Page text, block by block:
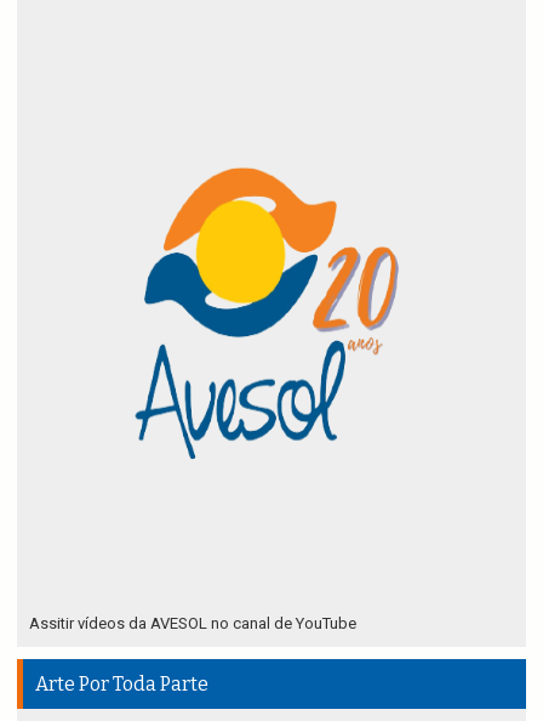
Assitir vídeos da AVESOL no canal de YouTube
Arte Por Toda Parte